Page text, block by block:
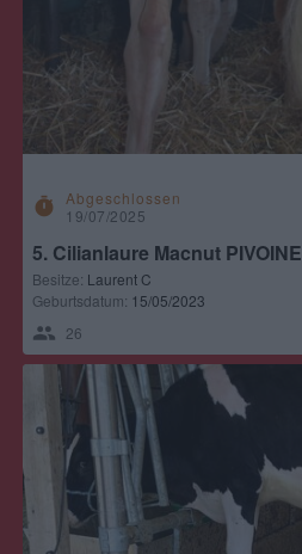
timer
Abgeschlossen
19/07/2025
5. Cilianlaure Macnut PIVOINE
Besitze: Laurent C
Geburtsdatum: 15/05/2023
26